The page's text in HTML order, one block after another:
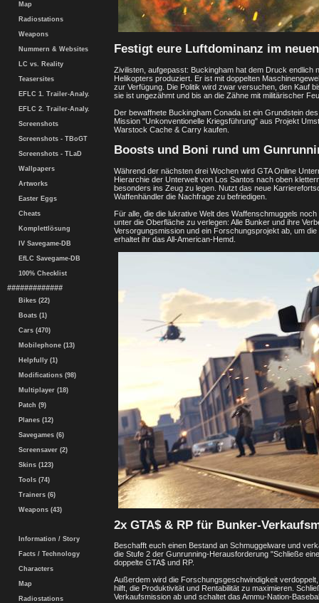
Map
Radiostations
Weapons
Nummern & Websites
LC vs. Reality
Teasersites
EFLC 1. Trailer-Analy.
EFLC 2. Trailer-Analy.
Screenshots
Screenshots - TBoGT
Screenshots - TLaD
Wallpapers
Artworks
Easter Eggs
Cheats
Komplettlösung
IV Savegame-DB
EfLC Savegame-DB
100% Checklist
#############
Bikes (22)
Boats (1)
Cars (470)
Mobilephone (13)
Helpfully (1)
Modifications (98)
Multiplayer (18)
Patch (9)
Planes (12)
Savegames (6)
Screensaver (2)
Skins (123)
Tools (74)
Trainers (6)
Weapons (43)
Information / Story
Facts / Technology
Characters
Map
Radiostations
Festigt eure Luftdominanz im
Zivilisten, aufgepasst: Buckingham hat dem Druck endlich
Helikopters produziert. Er ist mit doppelten
zur Verfügung. Die Politik wird zwar versuchen, den Kauf
sie ist ungezähmt und bis an die Zähne mit militärischer
Der bewaffnete Buckingham Conada ist ein Grundstein
Mission "Unkonventionelle Kriegsführung" aus Projekt
Warstock Cache & Carry kaufen.
Boosts und Boni rund um
Während der nächsten drei Wochen wird GTA Online
Hierarchie der Unterwelt von Los Santos nach oben
besonders ins Zeug zu legen. Nutzt das neue
Waffenhändler die Nachfrage zu befriedigen.
Für alle, die die lukrative Welt des Waffenschmuggels
unter die Oberfläche zu verlegen: Alle Bunker und ihre
Versorgungsmission und ein Forschungsprojekt ab, um
erhaltet ihr das All-American-Hemd.
2x GTA$ & RP für Bunker-
Beschafft euch einen Bestand an Schmuggelware und
die Stufe 2 der Gunrunning-Herausforderung "Schließe
doppelte GTA$ und RP.
Außerdem wird die Forschungsgeschwindigkeit
hilft, die Produktivität und Rentabilität zu maximieren.
Verkaufsmission ab und schaltet das Ammu-Nation-